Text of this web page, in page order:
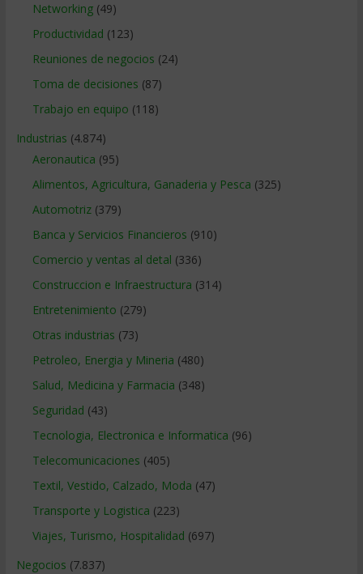
Networking(49)
Productividad (123)
Reuniones de negocios (24)
Toma de decisiones (87)
Trabajo en equipo (118)
Industrias (4.874)
Aeronautica (95)
Alimentos, Agricultura, Ganaderia y Pesca (325)
Automotriz(379)
Banca y Servicios Financieros (910)
Comercio y ventas al detal (336)
Construccion e Infraestructura (314)
Entretenimiento (279)
Otras industrias (73)
Petroleo, Energia y Mineria (480)
Salud, Medicina y Farmacia (348)
Seguridad (43)
Tecnologia, Electronica e Informatica (96)
Telecomunicaciones (405)
Textil, Vestido, Calzado, Moda (47)
Transporte y Logistica (223)
Viajes, Turismo, Hospitalidad (697)
Negocios (7.837)